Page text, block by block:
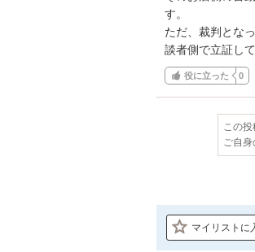
す。
ただ、裁判とな
談者側で立証し
役に立った 0
この
ご自
マイリストに